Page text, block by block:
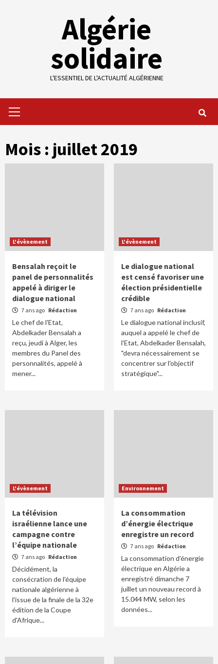
Algérie
solidaire
L'ESSENTIEL DE L'ACTUALITÉ ALGÉRIENNE
Menu
Mois : juillet 2019
L'évènement
Bensalah reçoit le
panel de personnalités
appelé à diriger le
dialogue national
7 ans ago Rédaction
Le chef de l'Etat,
Abdelkader Bensalah a
reçu, jeudi à Alger, les
membres du Panel des
personnalités, appelé à
mener...
L'évènement
Le dialogue national
est censé favoriser une
élection présidentielle
crédible
7 ans ago Rédaction
Le dialogue national inclusif,
auquel a appelé le chef de
l'Etat, Abdelkader Bensalah,
"devra nécessairement se
concentrer sur l'objectif
stratégique"...
L'évènement
La télévision
israélienne lance une
campagne contre
l’équipe nationale
7 ans ago Rédaction
Décidément, la
consécration de l'équipe
nationale algérienne à
l'issue de la finale de la 32e
édition de la Coupe
d'Afrique...
Environnement
La consommation
d’énergie électrique
enregistre un record
7 ans ago Rédaction
La consommation d’énergie
électrique en Algérie a
enregistré dimanche 7
juillet un nouveau record à
15.044 MW, selon les
données...